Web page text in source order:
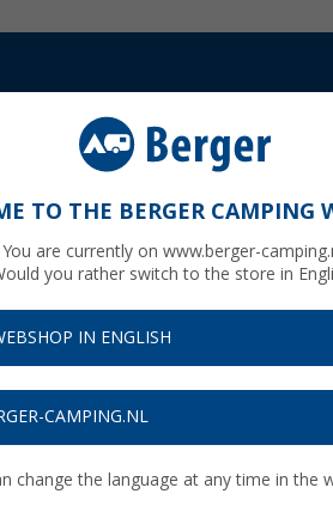
Megasat Camper Connected 5G
WiFi-Systeem met
TO THE BERGER CAMPING
You are currently on www.berger-
you rather switch to the store in
IN ENGLISH
CAMPING.NL
change the language at any time in the